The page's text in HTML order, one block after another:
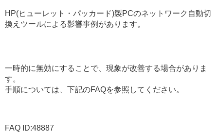
HP(ヒューレット・パッカード)製PCのネットワーク自動切
換えツールによる影響事例があります。
一時的に無効にすることで、現象が改善する場合がありま
す。
手順については、下記のFAQを参照してください。
FAQ ID:48887